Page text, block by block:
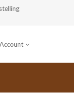
Account